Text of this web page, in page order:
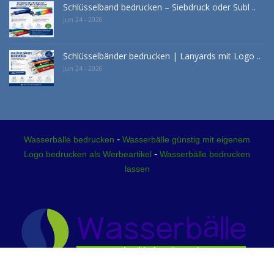
Schlüsselband bedrucken – Siebdruck oder Subl ..
Jun 24 - 2026
Schlüsselbänder bedrucken | Lanyards mit Logo ..
Jun 24 - 2026
Wasserbälle bedrucken - Wasserbälle günstig mit eigenem
Logo bedrucken als Werbeartikel - Wasserbälle bedrucken
lassen